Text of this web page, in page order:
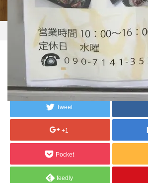
ブログ一覧 とみぃの台所リニ
2019.01.18
とみぃの台所リニューアル
Tweet
+1
Pocket
feedly